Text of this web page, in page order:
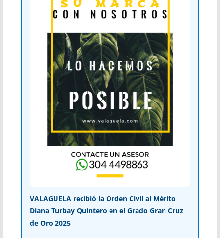
VALAGUELA recibió la Orden Civil al Mérito
Diana Turbay Quintero en el Grado Gran Cruz
de Oro 2025